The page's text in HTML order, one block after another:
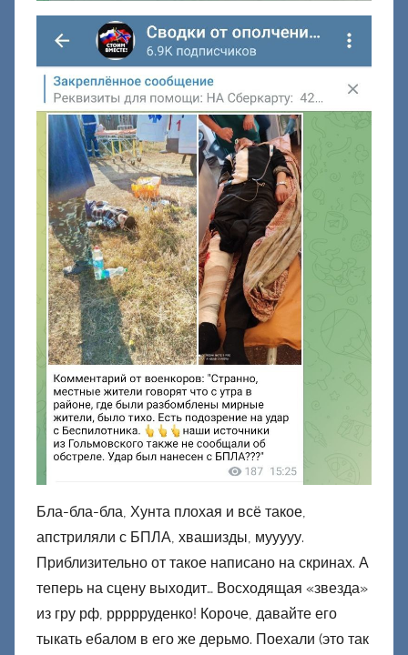
Бла-бла-бла, Хунта плохая и всё такое,
апстриляли с БПЛА, хвашизды, мууууу.
Приблизительно от такое написано на скринах. А
теперь на сцену выходит… Восходящая «звезда»
из гру рф, ррррруденко! Короче, давайте его
тыкать ебалом в его же дерьмо. Поехали (это так